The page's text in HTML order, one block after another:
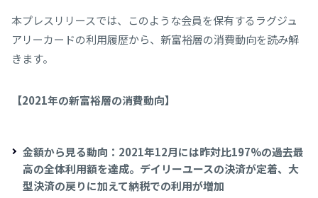
本プレスリリースでは、このような会員を保有するラグジュ
アリーカードの利用履歴から、新富裕層の消費動向を読み解
きます。
【2021年の新富裕層の消費動向】
金額から見る動向：2021年12月には昨対比197%の過去最
高の全体利用額を達成。デイリーユースの決済が定着、大
型決済の戻りに加えて納税での利用が増加